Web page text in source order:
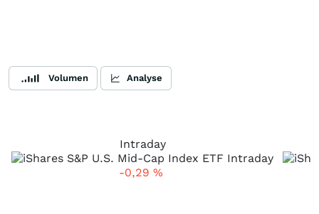
Volumen Analyse
Intraday
-0,29 %